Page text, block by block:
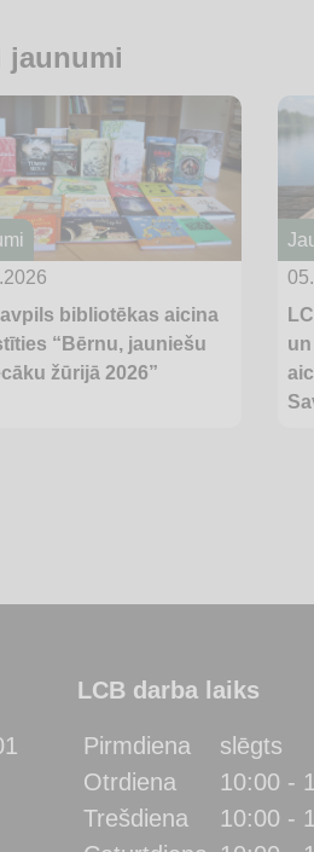
jaunumi
bibliotēkas aicina
“Bērnu, jauniešu
žūrijā 2026”
LCB darba laiks
Pirmdiena
slēgts
Otrdiena
10:00 -
Trešdiena
10:00 -